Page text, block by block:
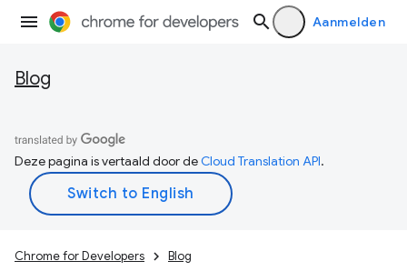
Aanmelden
Blog
Deze pagina is vertaald door deCloud Translation API.
Chrome for Developers Blog